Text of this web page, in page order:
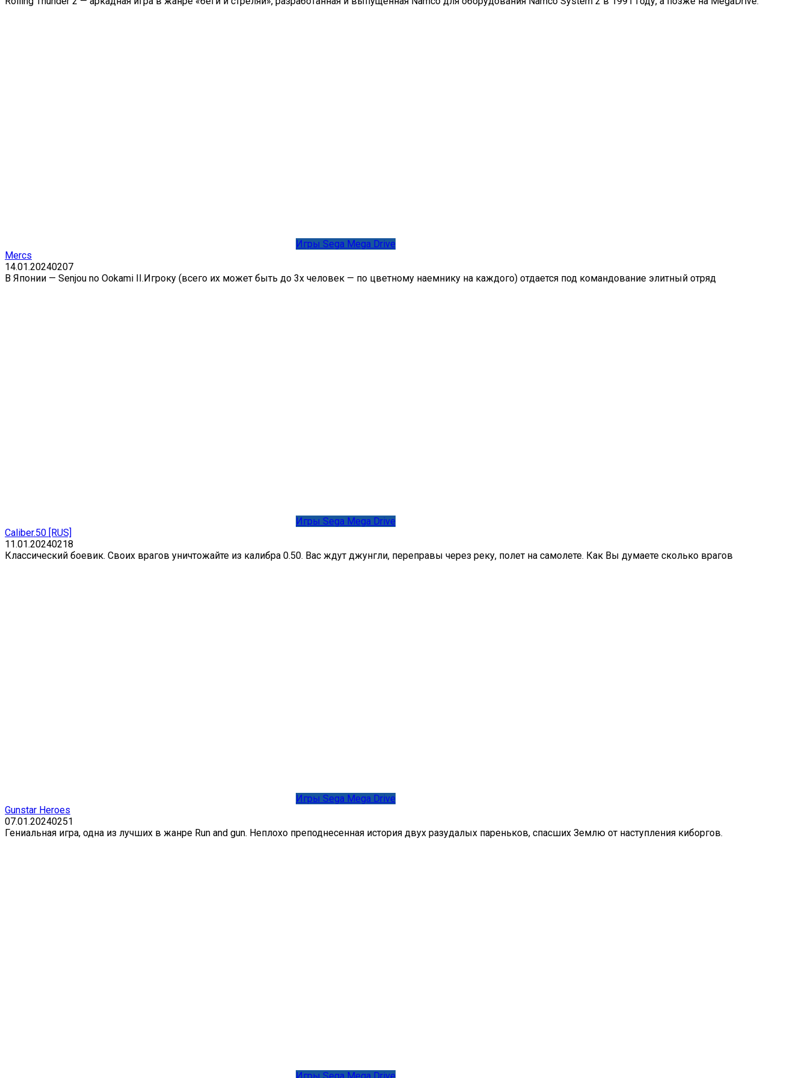
Игры Sega Mega Drive
Mercs
14.01.20240207
В Японии — Senjou no Ookami II.Игроку (всего их может быть до 3х человек — по цветному наемнику на каждого) отдается под командование элитный отряд
Игры Sega Mega Drive
Caliber.50 [RUS]
11.01.20240218
Классический боевик. Своих врагов уничтожайте из калибра 0.50. Вас ждут джунгли, переправы через реку, полет на самолете. Как Вы думаете сколько врагов
Игры Sega Mega Drive
Gunstar Heroes
07.01.20240251
Гениальная игра, одна из лучших в жанре Run and gun. Неплохо преподнесенная история двух разудалых пареньков, спасших Землю от наступления киборгов.